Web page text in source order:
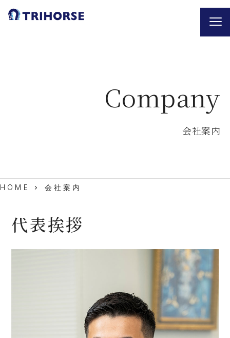
Company
会社案内
HOME 会社案内
代表挨拶